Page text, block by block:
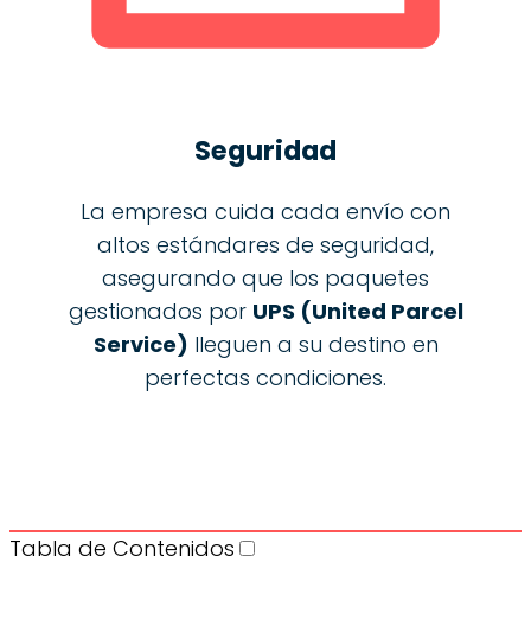
Seguridad
La empresa cuida cada envío con
altos estándares de seguridad,
asegurando que los paquetes
gestionados por UPS (United Parcel
Service) lleguen a su destino en
perfectas condiciones.
Tabla de Contenidos